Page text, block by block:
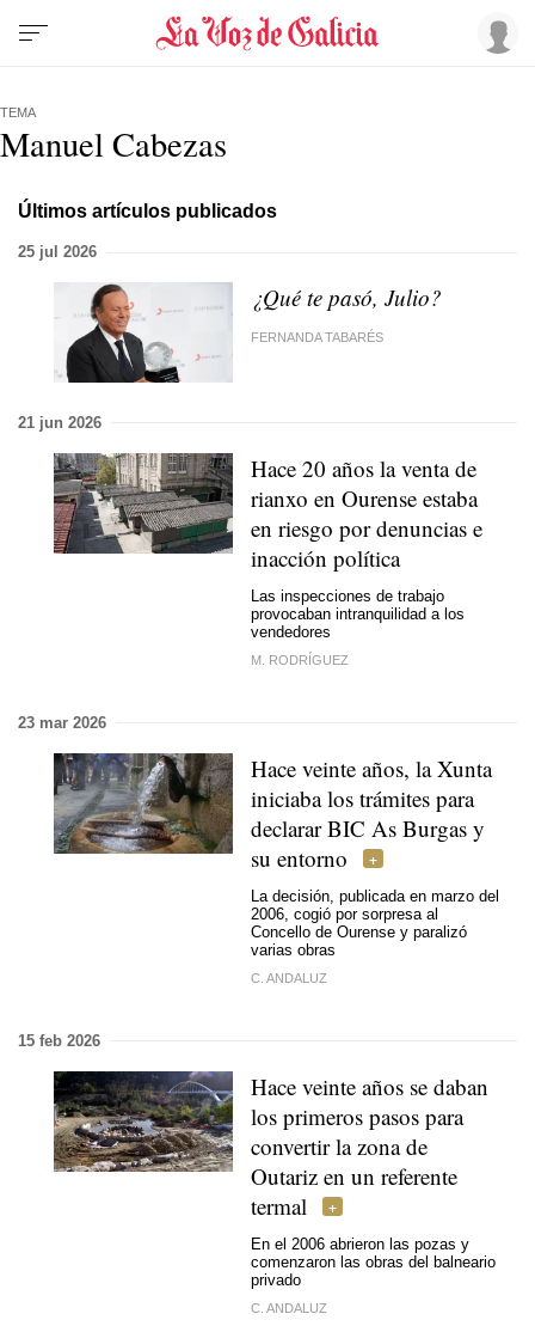
TEMA
Manuel Cabezas
Últimos artículos publicados
25 jul 2026
¿Qué te pasó, Julio?
FERNANDA TABARÉS
21 jun 2026
Hace 20 años la venta de
rianxo en Ourense estaba
en riesgo por denuncias e
inacción política
Las inspecciones de trabajo
provocaban intranquilidad a los
vendedores
M. RODRÍGUEZ
23 mar 2026
Hace veinte años, la Xunta
iniciaba los trámites para
declarar BIC As Burgas y
su entorno
La decisión, publicada en marzo del
2006, cogió por sorpresa al
Concello de Ourense y paralizó
varias obras
C. ANDALUZ
15 feb 2026
Hace veinte años se daban
los primeros pasos para
convertir la zona de
Outariz en un referente
termal
En el 2006 abrieron las pozas y
comenzaron las obras del balneario
privado
C. ANDALUZ